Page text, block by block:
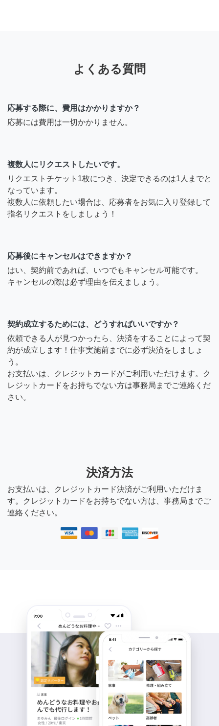
よくある質問
応募する際に、費用はかかりますか？
応募には費用は一切かかりません。
複数人にリクエストしたいです。
リクエストチケット1枚につき、決定できるのは1人までと
なっています。
複数人に依頼したい場合は、応募者をお気に入り登録して
指名リクエストをしましょう！
応募後にキャンセルはできますか？
はい、契約前であれば、いつでもキャンセル可能です。
キャンセルの際は必ず理由を伝えましょう。
契約成立するためには、どうすればいいですか？
依頼できる人が見つかったら、決済をすることによって契
約が成立します！仕事実施前までに必ず決済をしましょ
う。
お支払いは、クレジットカードがご利用いただけます。ク
レジットカードをお持ちでない方は事務局までご連絡くだ
さい。
決済方法
お支払いは、クレジットカード決済がご利用いただけま
す。クレジットカードをお持ちでない方は、事務局までご
連絡ください。